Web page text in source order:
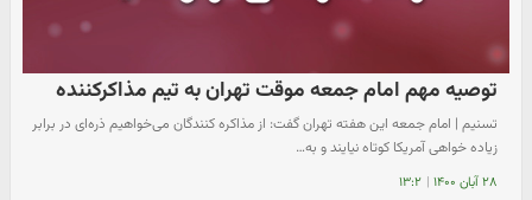
توصیه مهم امام جمعه موقت تهران به تیم مذاکرکننده
تسنیم | امام جمعه این هفته تهران گفت: از مذاکره کنندگان می‌خواهیم ذره‌ای در برابر
زیاده خواهی آمریکا کوتاه نیایند و به…
۲۸ آبان ۱۴۰۰ | ۱۳:۲